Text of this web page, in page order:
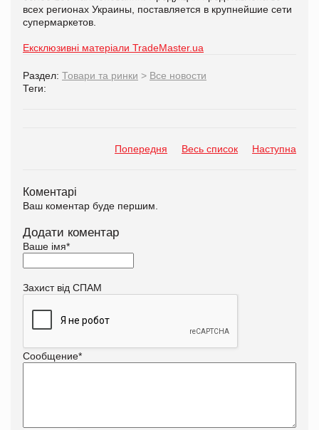
всех регионах Украины, поставляется в крупнейшие сети
супермаркетов.
Ексклюзивні матеріали TradeMaster.ua
Раздел: Товари та ринки > Все новости
Теги:
Попередня Весь список Наступна
Коментарі
Ваш коментар буде першим.
Додати коментар
Ваше імя*
Захист від СПАМ
Сообщение*